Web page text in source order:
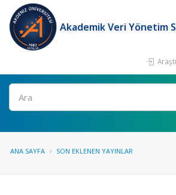
Akademik Veri Yönetim
Ara
ANA SAYFA SON EKLENEN YAYINLAR